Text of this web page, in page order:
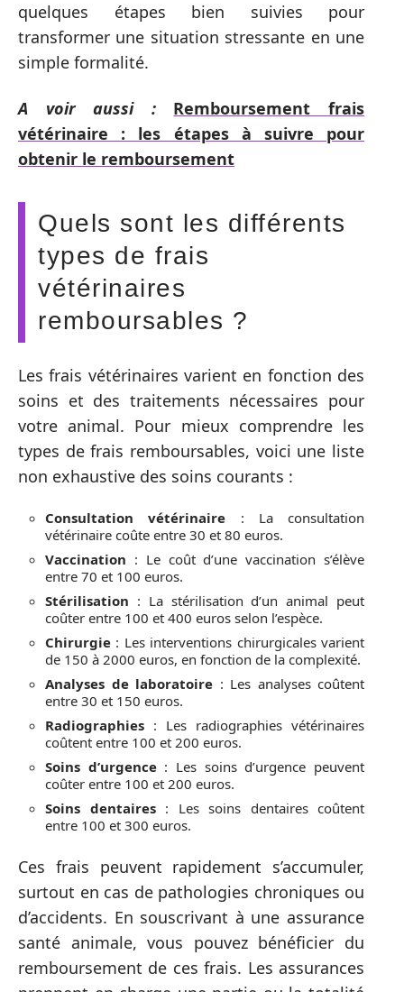
quelques étapes bien suivies pour
transformer une situation stressante en une
simple formalité.
A voir aussi :
Remboursement frais
vétérinaire : les étapes à suivre pour
obtenir le remboursement
Quels sont les différents
types de frais
vétérinaires
remboursables ?
Les frais vétérinaires varient en fonction des
soins et des traitements nécessaires pour
votre animal. Pour mieux comprendre les
types de frais remboursables, voici une liste
non exhaustive des soins courants :
Consultation vétérinaire : La consultation
vétérinaire coûte entre 30 et 80 euros.
Vaccination : Le coût d’une vaccination s’élève
entre 70 et 100 euros.
Stérilisation : La stérilisation d’un animal peut
coûter entre 100 et 400 euros selon l’espèce.
Chirurgie : Les interventions chirurgicales varient
de 150 à 2000 euros, en fonction de la complexité.
Analyses de laboratoire : Les analyses coûtent
entre 30 et 150 euros.
Radiographies : Les radiographies vétérinaires
coûtent entre 100 et 200 euros.
Soins d’urgence: Les soins d’urgence peuvent
coûter entre 100 et 200 euros.
Soins dentaires: Les soins dentaires coûtent
entre 100 et 300 euros.
Ces frais peuvent rapidement s’accumuler,
surtout en cas de pathologies chroniques ou
d’accidents. En souscrivant à une assurance
santé animale, vous pouvez bénéficier du
remboursement de ces frais. Les assurances